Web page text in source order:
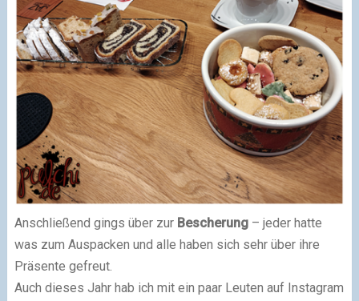
Anschließend gings über zur Bescherung– jeder hatte
was zum Auspacken und alle haben sich sehr über ihre
Präsente gefreut.
Auch dieses Jahr hab ich mit ein paar Leuten auf Instagram